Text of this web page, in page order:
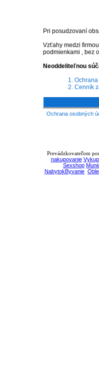
Pri posudzovaní
Vzťahy medzi
podmienkami , bez
Neoddeliteľnou
1.
2. Cenník
Ochrana osobných
Prevádzkovateľom
nakupovanie
Sexshop
NabytokByvanie